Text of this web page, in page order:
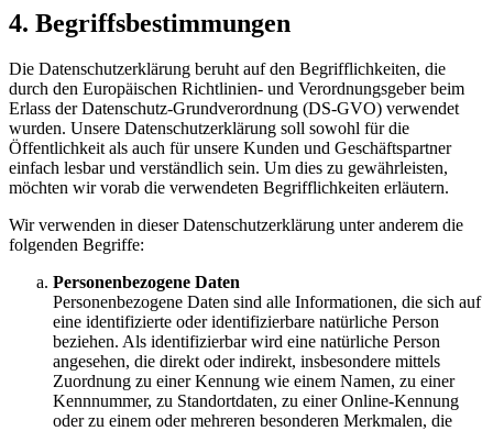
4. Begriffsbestimmungen
Die Datenschutzerklärung beruht auf den Begrifflichkeiten, die
durch den Europäischen Richtlinien- und Verordnungsgeber beim
Erlass der Datenschutz-Grundverordnung (DS-GVO) verwendet
wurden. Unsere Datenschutzerklärung soll sowohl für die
Öffentlichkeit als auch für unsere Kunden und Geschäftspartner
einfach lesbar und verständlich sein. Um dies zu gewährleisten,
möchten wir vorab die verwendeten Begrifflichkeiten erläutern.
Wir verwenden in dieser Datenschutzerklärung unter anderem die
folgenden Begriffe:
Personenbezogene Daten
Personenbezogene Daten sind alle Informationen, die sich auf
eine identifizierte oder identifizierbare natürliche Person
beziehen. Als identifizierbar wird eine natürliche Person
angesehen, die direkt oder indirekt, insbesondere mittels
Zuordnung zu einer Kennung wie einem Namen, zu einer
Kennnummer, zu Standortdaten, zu einer Online-Kennung
oder zu einem oder mehreren besonderen Merkmalen, die